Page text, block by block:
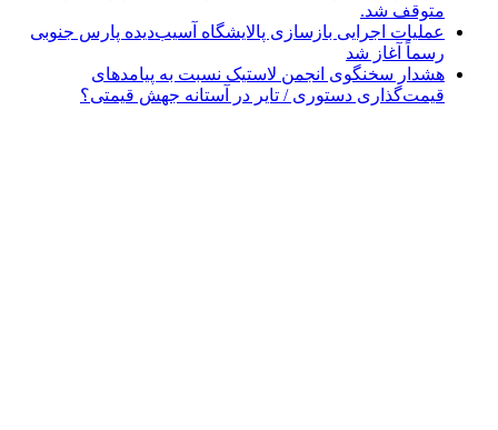
متوقف شد.
عملیات اجرایی بازسازی پالایشگاه آسیب‌دیده پارس جنوبی
رسماً آغاز شد
هشدار سخنگوی انجمن لاستیک نسبت به پیامدهای
قیمت‌گذاری دستوری / تایر در آستانه جهش قیمتی؟